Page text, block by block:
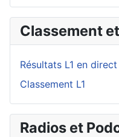
Classement
Résultats L1 en direct
Classement L1
Radios et